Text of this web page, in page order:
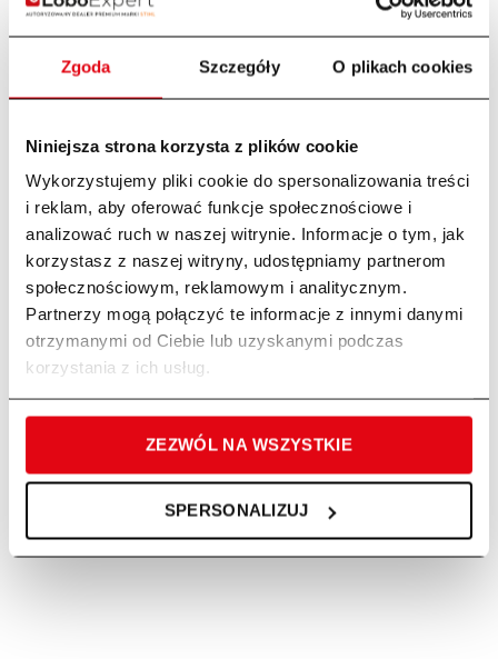
Zgoda Szczegóły O plikach cookies
Niniejsza strona korzysta z plików cookie
Wykorzystujemy pliki cookie do spersonalizowania treści
i reklam, aby oferować funkcje społecznościowe i
analizować ruch w naszej witrynie. Informacje o tym, jak
korzystasz z naszej witryny, udostępniamy partnerom
społecznościowym, reklamowym i analitycznym.
Partnerzy mogą połączyć te informacje z innymi danymi
otrzymanymi od Ciebie lub uzyskanymi podczas
korzystania z ich usług.
ZEZWÓL NA WSZYSTKIE
SPERSONALIZUJ